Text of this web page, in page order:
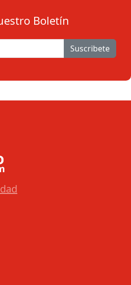
Boletín
Suscribete